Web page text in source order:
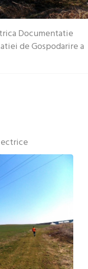
Documentatie
de Gospodarire a